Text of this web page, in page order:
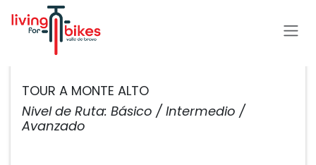
TOUR A MONTE ALTO
Nivel de Ruta: Básico / Intermedio /
Avanzado